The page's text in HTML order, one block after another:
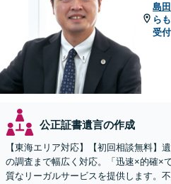
島
ら
受
公正証書遺言の作成
【東海エリア対応】【初回相談無料】
の調査まで幅広く対応。「迅速×的確×
質なリーガルサービスを提供します。